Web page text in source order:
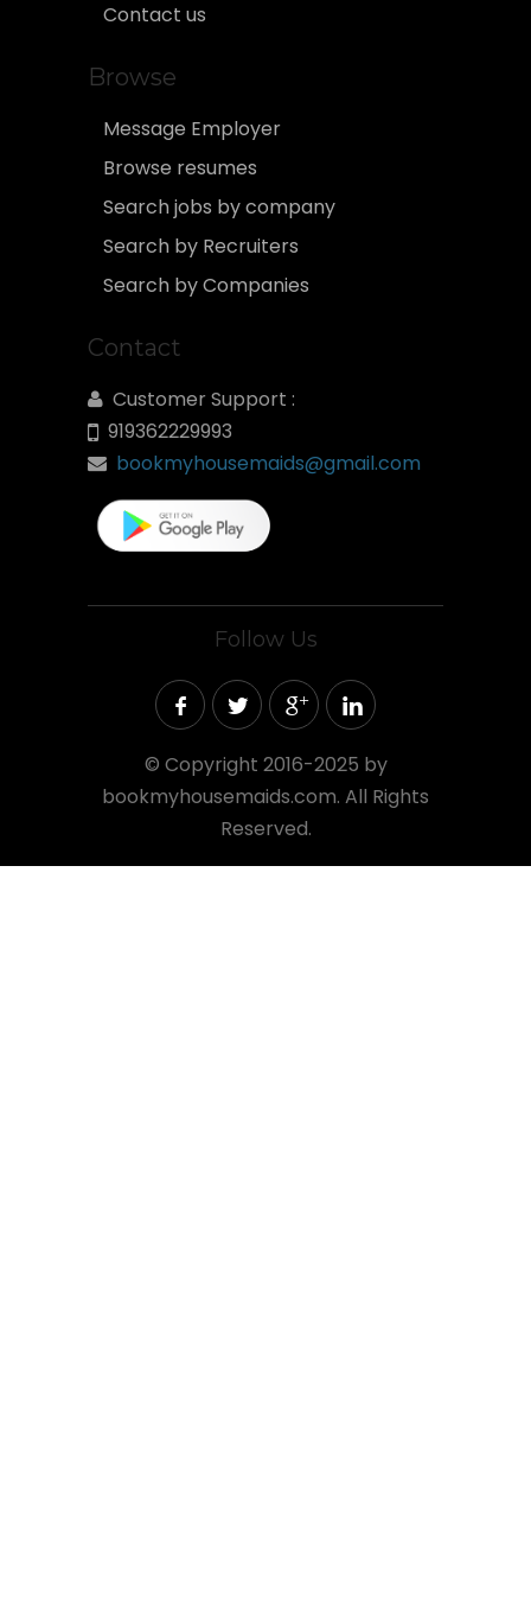
Contact us
Browse
Message Employer
Browse resumes
Search jobs by company
Search by Recruiters
Search by Companies
Contact
Customer Support :
919362229993
bookmyhousemaids@gmail.com
Follow Us
© Copyright 2016-2025 by
bookmyhousemaids.com. All Rights
Reserved.